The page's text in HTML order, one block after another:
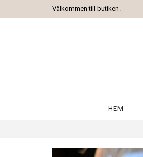
Välkommen till butiken.
HEM